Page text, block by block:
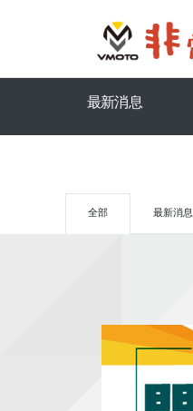
最新消息
全部 最新消息